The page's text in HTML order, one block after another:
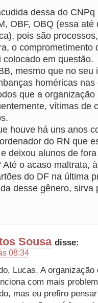
dessa do CNPq
OBF, OBQ (essa até
pois são
o comprometimento
em questão.
mesmo que no seu
homéricas
que a organização
vítimas de
houve há uns anos
do RN que
deixou alunos de
o acaso maltrata,
do DF na última
desse gênero, sirva
Sousa disse:
08:34
Lucas. A
com mais
mas eu prefiro